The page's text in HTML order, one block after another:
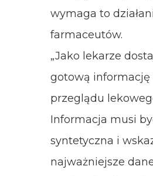
wymaga to
farmaceutów.
„Jako lekarze
gotową informację
przeglądu
Informacja musi
syntetyczna i
najważniejsze